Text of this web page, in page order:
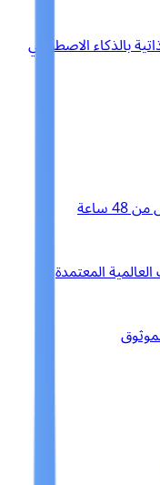
بالذكاء الاصطناعي
ساعة
المعتمدة